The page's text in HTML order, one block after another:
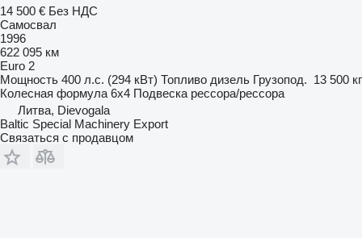
14 500 € Без НДС
Самосвал
1996
622 095 км
Euro 2
Мощность 400 л.с. (294 кВт) Топливо дизель Грузопод. 13 500 кг
Колесная формула 6x4 Подвеска рессора/рессора
Литва, Dievogala
Baltic Special Machinery Export
Связаться с продавцом